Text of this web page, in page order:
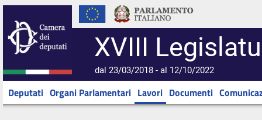
XVIII
dal 23/03/2018 - al 12/10/2022
Deputati Organi Parlamentari Lavori Documenti